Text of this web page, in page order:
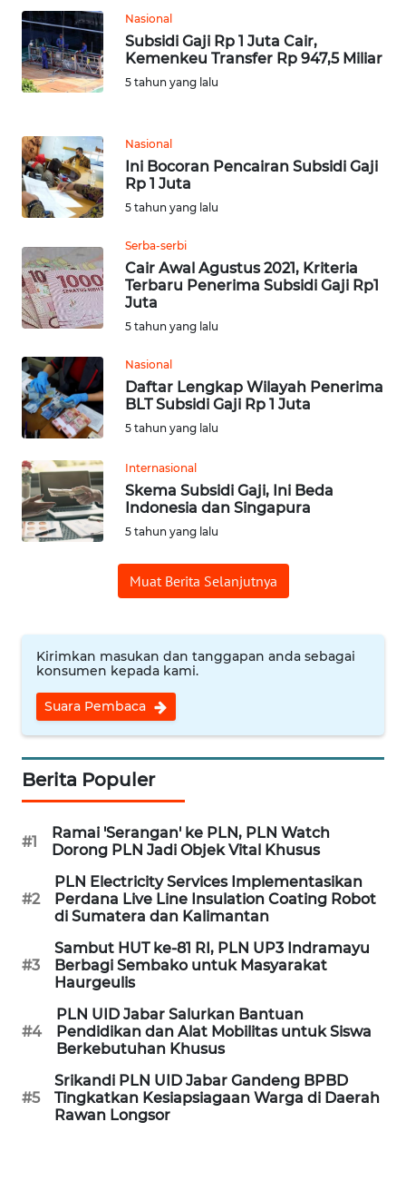
Nasional
Subsidi Gaji Rp 1 Juta Cair,
Kemenkeu Transfer Rp 947,5 Miliar
5 tahun yang lalu
Nasional
Ini Bocoran Pencairan Subsidi Gaji
Rp 1 Juta
5 tahun yang lalu
Serba-serbi
Cair Awal Agustus 2021, Kriteria
Terbaru Penerima Subsidi Gaji Rp1
Juta
5 tahun yang lalu
Nasional
Daftar Lengkap Wilayah Penerima
BLT Subsidi Gaji Rp 1 Juta
5 tahun yang lalu
Internasional
Skema Subsidi Gaji, Ini Beda
Indonesia dan Singapura
5 tahun yang lalu
Muat Berita Selanjutnya
Kirimkan masukan dan tanggapan anda sebagai
konsumen kepada kami.
Suara Pembaca
Berita Populer
#1
Ramai 'Serangan' ke PLN, PLN Watch
Dorong PLN Jadi Objek Vital Khusus
#2
PLN Electricity Services Implementasikan
Perdana Live Line Insulation Coating Robot
di Sumatera dan Kalimantan
#3
Sambut HUT ke-81 RI, PLN UP3 Indramayu
Berbagi Sembako untuk Masyarakat
Haurgeulis
#4
PLN UID Jabar Salurkan Bantuan
Pendidikan dan Alat Mobilitas untuk Siswa
Berkebutuhan Khusus
#5
Srikandi PLN UID Jabar Gandeng BPBD
Tingkatkan Kesiapsiagaan Warga di Daerah
Rawan Longsor
WN
SULBAR
WN
BABEL
WN
SUMBAR
WN
WN
BENGKULU
LAMPUNG
WN
JATENG
NUSANTARA
WN
JATIM
WN
BALI
KALTENG
WN
KALTARA
WN
KALSEL
WN
KALTIM
WN
SULSEL